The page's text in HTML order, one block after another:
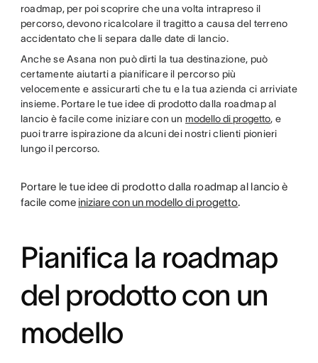
roadmap, per poi scoprire che una volta intrapreso il
percorso, devono ricalcolare il tragitto a causa del terreno
accidentato che li separa dalle date di lancio.
Anche se Asana non può dirti la tua destinazione, può
certamente aiutarti a pianificare il percorso più
velocemente e assicurarti che tu e la tua azienda ci arriviate
insieme. Portare le tue idee di prodotto dalla roadmap al
lancio è facile come iniziare con un modello di progetto, e
puoi trarre ispirazione da alcuni dei nostri clienti pionieri
lungo il percorso.
Portare le tue idee di prodotto dalla roadmap al lancio è
facile come iniziare con un modello di progetto.
Pianifica la roadmap
del prodotto con un
modello